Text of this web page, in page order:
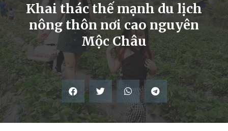
Khai thác thế mạnh du lịch
nông thôn nơi cao nguyên
Mộc Châu